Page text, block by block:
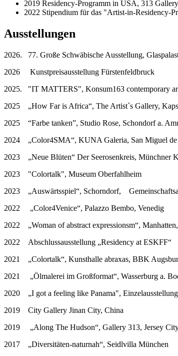
2019 Residency-Programm in USA, 313
2022 Stipendium für das "Artist-in-Residency-
Ausstellungen
2026. 77. Große Schwäbische Ausstellung,
2026 Kunstpreisausstellung Fürstenfeldbruck
2025. "IT MATTERS", Konsum163 contemporary
2025 „How Far is Africa“, The Artist´s Gallery,
2025 “Farbe tanken”, Studio Rose, Schondorf a.
2024 „Color4SMA“, KUNA Galeria, San Miguel
2023 „Neue Blüten“ Der Seerosenkreis, Münchner
2023 "Colortalk", Museum Oberfahlheim
2023 „Auswärtsspiel“, Schorndorf,
2022 „Color4Venice“, Palazzo Bembo, Venedig
2022 „Woman of abstract expressionsm“,
2022 Abschlussausstellung „Residency at
2021 „Colortalk“, Kunsthalle abraxas, BBK
2021 „Ölmalerei im Großformat“, Wasserburg a.
2020 „I got a feeling like Panama",
2019 City Gallery Jinan City, China
2019 „Along The Hudson“, Gallery 313, Jersey
2017 „Diversitäten-naturnah“, Seidlvilla München